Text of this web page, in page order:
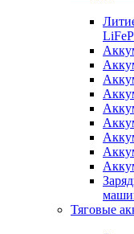
Тяговые